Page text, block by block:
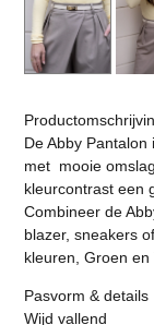
De Abby
met mooie
kleurcontrast een
Combineer de
blazer, sneakers
kleuren, Groen en
Pasvorm & details
Wijd vallend